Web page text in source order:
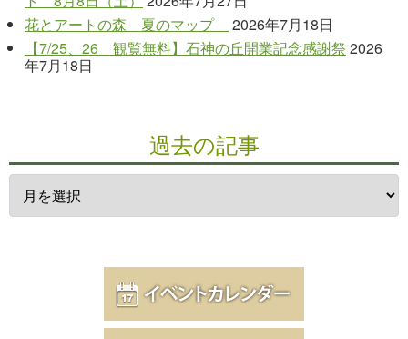
花とアートの森 夏のマップ
2026年7月18日
【7/25、26 観覧無料】石神の丘開業記念感謝祭 2026
年7月18日
過去の記事